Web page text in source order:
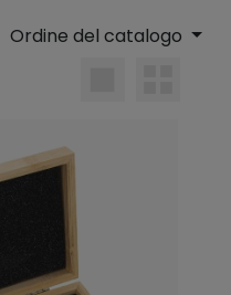
Ordine del catalogo